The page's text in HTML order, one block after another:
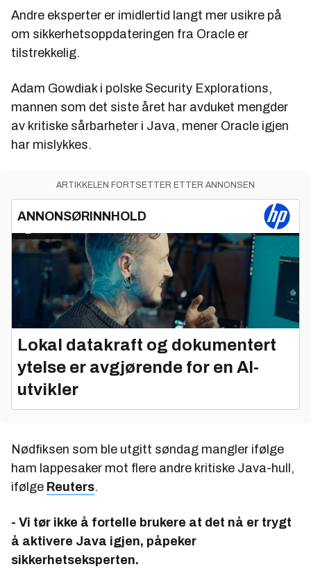
Andre eksperter er imidlertid langt mer usikre på
om sikkerhetsoppdateringen fra Oracle er
tilstrekkelig.
Adam Gowdiak i polske Security Explorations,
mannen som det siste året har avduket mengder
av kritiske sårbarheter i Java, mener Oracle igjen
har mislykkes.
ARTIKKELEN FORTSETTER ETTER ANNONSEN
ANNONSØRINNHOLD
Lokal datakraft og dokumentert
ytelse er avgjørende for en AI-
utvikler
Nødfiksen som ble utgitt søndag mangler ifølge
ham lappesaker mot flere andre kritiske Java-hull,
ifølge Reuters.
- Vi tør ikke å fortelle brukere at det nå er trygt
å aktivere Java igjen, påpeker
sikkerhetseksperten.